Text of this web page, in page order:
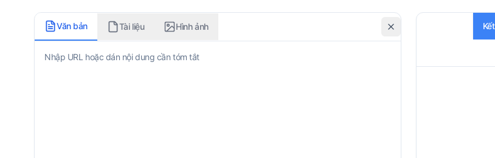
Văn bản Tài liệu Hình ảnh